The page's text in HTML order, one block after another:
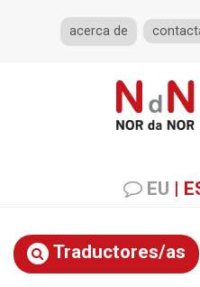
acerca de
EU |
Traductores/as